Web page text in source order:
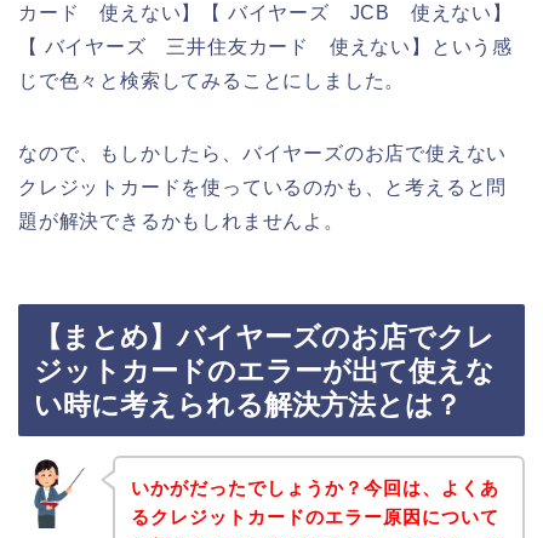
カード 使えない】【 バイヤーズ JCB 使えない】
【 バイヤーズ 三井住友カード 使えない】という感
じで色々と検索してみることにしました。
なので、もしかしたら、バイヤーズのお店で使えない
クレジットカードを使っているのかも、と考えると問
題が解決できるかもしれませんよ。
【まとめ】バイヤーズのお店でクレ
ジットカードのエラーが出て使えな
い時に考えられる解決方法とは？
いかがだったでしょうか？今回は、よくあ
るクレジットカードのエラー原因について